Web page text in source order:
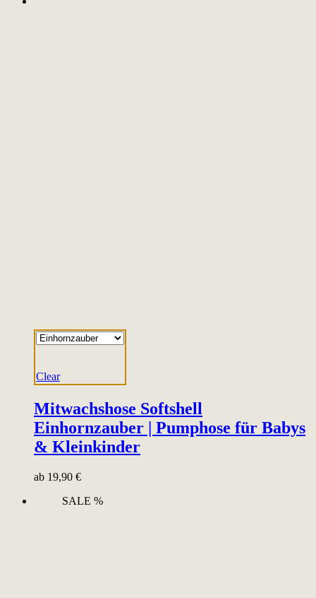
Clear
Mitwachshose Softshell
Einhornzauber | Pumphose für Babys
& Kleinkinder
ab 19,90 €
SALE %